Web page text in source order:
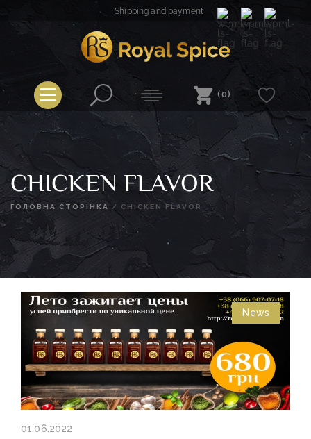
Shipping and payment
Royal Spice
(0)
CHICKEN FLAVOR
ГОЛОВНА СТОРІНКА / CHICKEN FLAVOR
News
01.06.2022